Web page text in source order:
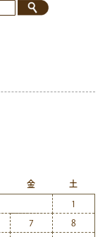
金 土
1
7 8